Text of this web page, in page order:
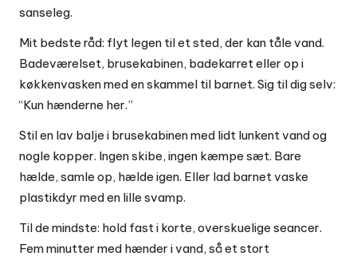
sanseleg.
Mit bedste råd: flyt legen til et sted, der kan tåle vand.
Badeværelset, brusekabinen, badekarret eller op i
køkkenvasken med en skammel til barnet. Sig til dig selv:
“Kun hænderne her.”
Stil en lav balje i brusekabinen med lidt lunkent vand og
nogle kopper. Ingen skibe, ingen kæmpe sæt. Bare
hælde, samle op, hælde igen. Eller lad barnet vaske
plastikdyr med en lille svamp.
Til de mindste: hold fast i korte, overskuelige seancer.
Fem minutter med hænder i vand, så et stort